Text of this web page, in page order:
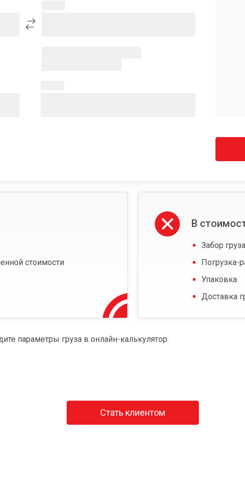
стоимости
В
Забор
Погрузка-
Упаковка
Доставка
параметры груза в онлайн-калькулятор.
Стать клиентом